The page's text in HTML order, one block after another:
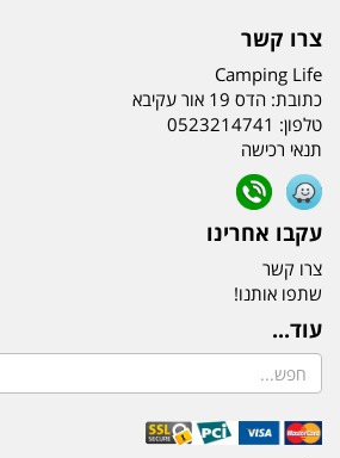
צרו קשר
Camping Life
כתובת: הדס 19 אור עקיבא
טלפון: 0523214741
תנאי רכישה
עקבו אחרינו
צרו קשר
שתפו אותנו!
עוד...